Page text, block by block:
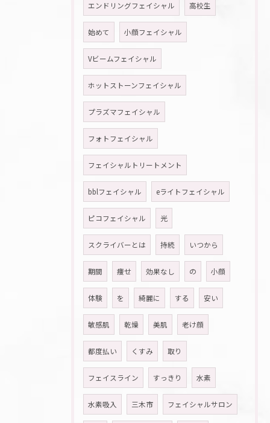
エンドリングフェイシャル 高校生
始めて 小顔フェイシャル
Vビームフェイシャル
ホットストーンフェイシャル
プラズマフェイシャル
フォトフェイシャル
フェイシャルトリートメント
bblフェイシャル eライトフェイシャル
ピコフェイシャル 光
スクライバーとは 持続 いつから
期間 痩せ 効果なし の 小顔
体験 を 綺麗に する 安い
敏感肌 乾燥 美肌 老け顔
都度払い くすみ 取り
フェイスライン すっきり 水素
水素吸入 三木市 フェイシャルサロン